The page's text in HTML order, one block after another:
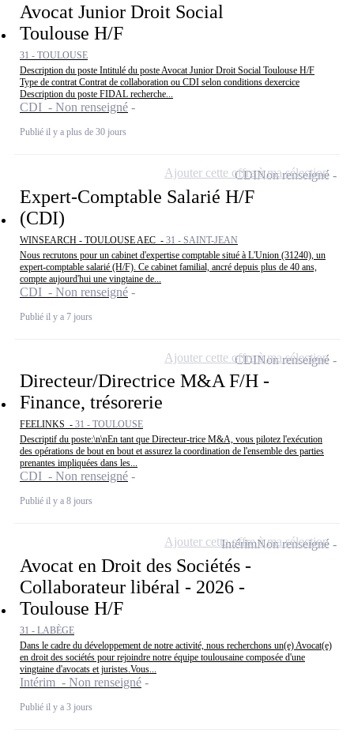
Avocat Junior Droit Social
Toulouse H/F
31 - TOULOUSE
Description du poste Intitulé du poste Avocat Junior Droit Social Toulouse H/F
Type de contrat Contrat de collaboration ou CDI selon conditions dexercice
Description du poste FIDAL recherche...
CDI - Non renseigné
Publié il y a plus de 30 jours
Expert-Comptable Salarié H/F
(CDI)
WINSEARCH - TOULOUSE AEC - 31 - SAINT-JEAN
Nous recrutons pour un cabinet d'expertise comptable situé à L'Union (31240), un
expert-comptable salarié (H/F). Ce cabinet familial, ancré depuis plus de 40 ans,
compte aujourd'hui une vingtaine de...
CDI - Non renseigné
Publié il y a 7 jours
CDINon renseigné
Ajouter cette offre à ma sélection
Directeur/Directrice M&A F/H -
Finance, trésorerie
FEELINKS - 31 - TOULOUSE
Descriptif du poste:\n\nEn tant que Directeur-trice M&A, vous pilotez l'exécution
des opérations de bout en bout et assurez la coordination de l'ensemble des parties
prenantes impliquées dans les...
CDI - Non renseigné
Publié il y a 8 jours
CDINon renseigné
Ajouter cette offre à ma sélection
Avocat en Droit des Sociétés -
Collaborateur libéral - 2026 -
Toulouse H/F
31 - LABÈGE
Dans le cadre du développement de notre activité, nous recherchons un(e) Avocat(e)
en droit des sociétés pour rejoindre notre équipe toulousaine composée d'une
vingtaine d'avocats et juristes.Vous...
Intérim - Non renseigné
Publié il y a 3 jours
IntérimNon renseigné
Ajouter cette offre à ma sélection